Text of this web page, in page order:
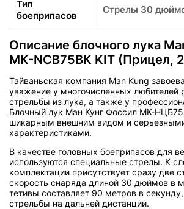
Тип
боеприпасов
Стрелы 30
Описание блочного лука
MK-NCB75BK KIT (Прицел,
Тайваньская компания Man Kung
уважение у многочисленных любителей
стрельбы из лука, а также у
Блочный лук Ман Кунг Фоссил МК-
шикарным внешним видом и
характеристиками.
В качестве головных боеприпасов для
используются специальные стрелы. К
комплектации присутствует сразу две
скорость снаряда длиной 30 дюймов в
тетивы составляет 90 метров в секунду,
стрельбы на дальней дистанции.